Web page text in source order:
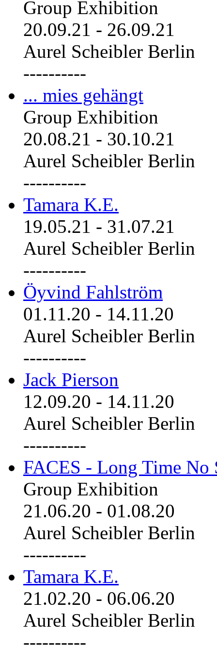
Group Exhibition
20.09.21 - 26.09.21
Aurel Scheibler Berlin
----------
... mies gehängt
Group Exhibition
20.08.21 - 30.10.21
Aurel Scheibler Berlin
----------
Tamara K.E.
19.05.21 - 31.07.21
Aurel Scheibler Berlin
----------
Öyvind Fahlström
01.11.20 - 14.11.20
Aurel Scheibler Berlin
----------
Jack Pierson
12.09.20 - 14.11.20
Aurel Scheibler Berlin
----------
FACES - Long Time No
Group Exhibition
21.06.20 - 01.08.20
Aurel Scheibler Berlin
----------
Tamara K.E.
21.02.20 - 06.06.20
Aurel Scheibler Berlin
----------